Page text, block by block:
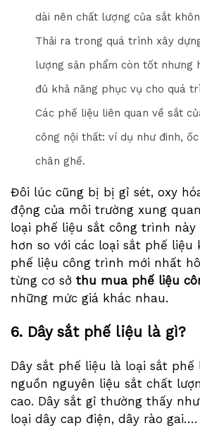
dài nên chất lượng của sắt
Thải ra trong quá trình xây
lượng sản phẩm còn tốt nhưng
đủ khả năng phục vụ cho quá
Các phế liệu liên quan về sắt
công nội thất: ví dụ như đinh,
chân ghế.
Đôi lúc cũng bị bị gỉ sét, oxy
động của môi trường xung
loại phế liệu sắt công trình này
hơn so với các loại sắt phế liệu
phế liệu công trình mới nhất
từng cơ sở thu mua phế liệu
những mức giá khác nhau.
6. Dây sắt phế liệu là gì?
Dây sắt phế liệu là loại sắt
nguồn nguyên liệu sắt chất
cao. Dây sắt gỉ thường thấy
loại dây cap điện, dây rào